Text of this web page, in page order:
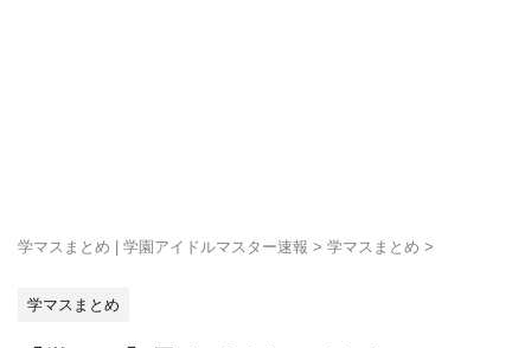
学マスまとめ | 学園アイドルマスター速報 > 学マスまとめ >
学マスまとめ